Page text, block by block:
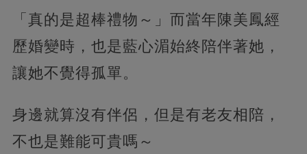
「真的是超棒禮物～」而當年陳美鳳經
歷婚變時，也是藍心湄始終陪伴著她，
讓她不覺得孤單。
身邊就算沒有伴侶，但是有老友相陪，
不也是難能可貴嗎～